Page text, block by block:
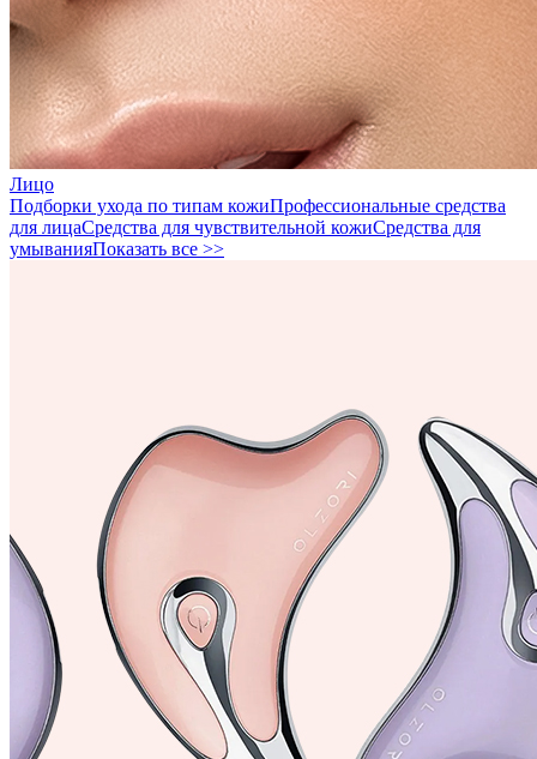
Лицо
Подборки ухода по типам кожиПрофессиональные средства
для лицаСредства для чувствительной кожиСредства для
умыванияПоказать все >>